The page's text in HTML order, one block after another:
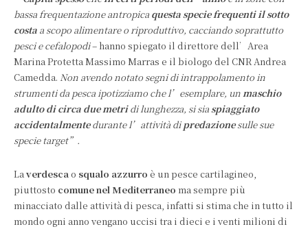
bassa frequentazione antropica questa specie frequenti il sotto
costa a scopo alimentare o riproduttivo, cacciando soprattutto
pesci e cefalopodi– hanno spiegato il direttore dell’Area
Marina Protetta Massimo Marras e il biologo del CNR Andrea
Camedda. Non avendo notato segni di intrappolamento in
strumenti da pesca ipotizziamo che l’esemplare, unmaschio
adulto di circa due metridi lunghezza, si siaspiaggiato
accidentalmentedurante l’attività dipredazionesulle sue
specie target”.
Laverdescao squalo azzurro è un pesce cartilagineo,
piuttosto comune nel Mediterraneo ma sempre più
minacciato dalle attività di pesca, infatti si stima che in tutto il
mondo ogni anno vengano uccisi tra i dieci e i venti milioni di